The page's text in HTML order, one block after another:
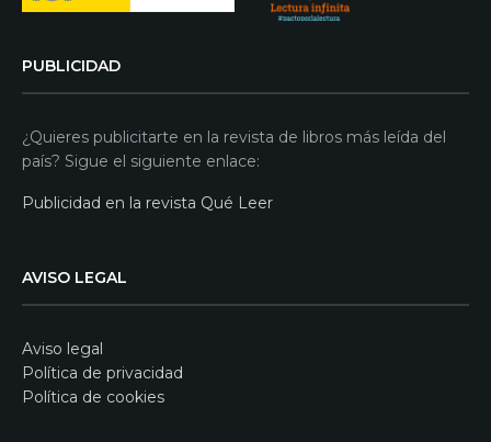
PUBLICIDAD
¿Quieres publicitarte en la revista de libros más leída del
país? Sigue el siguiente enlace:
Publicidad en la revista Qué Leer
AVISO LEGAL
Aviso legal
Política de privacidad
Política de cookies